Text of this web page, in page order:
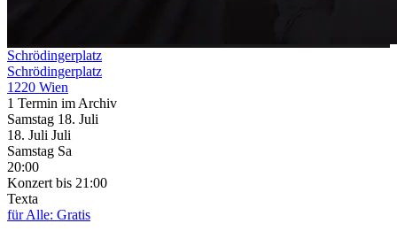
Schrödingerplatz
Schrödingerplatz
1220 Wien
1 Termin im Archiv
Samstag 18. Juli
18. Juli Juli
Samstag Sa
20:00
Konzert bis 21:00
Texta
für Alle: Gratis